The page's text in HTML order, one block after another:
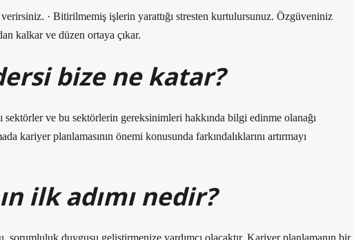
· Bitirilmemiş işlerin yarattığı stresten kurtulursunuz. Özgüveniniz
kalkar ve düzen ortaya çıkar.
bize ne katar?
ve bu sektörlerin gereksinimleri hakkında bilgi edinme olanağı
kariyer planlamasının önemi konusunda farkındalıklarını artırmayı
ilk adımı nedir?
sorumluluk duygusu geliştirmenize yardımcı olacaktır. Kariyer planlamanın bir